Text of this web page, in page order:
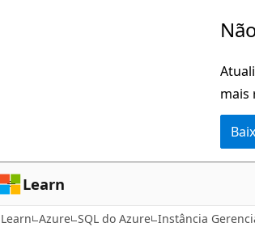
mais
Learn
Learn Azure SQL do Azure Instância